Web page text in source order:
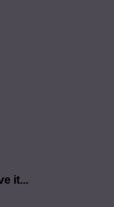
it...